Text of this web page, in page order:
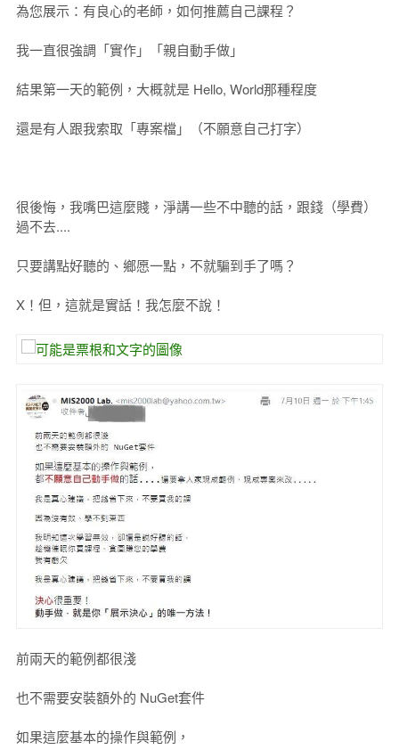
為您展示：有良心的老師，如何推薦自己課程？
我一直很強調「實作」「親自動手做」
結果第一天的範例，大概就是 Hello, World那種程度
還是有人跟我索取「專案檔」（不願意自己打字）
很後悔，我嘴巴這麼賤，淨講一些不中聽的話，跟錢（學費）
過不去....
只要講點好聽的、鄉愿一點，不就騙到手了嗎？
X！但，這就是實話！我怎麼不說！
前兩天的範例都很淺
也不需要安裝額外的 NuGet套件
如果這麼基本的操作與範例，